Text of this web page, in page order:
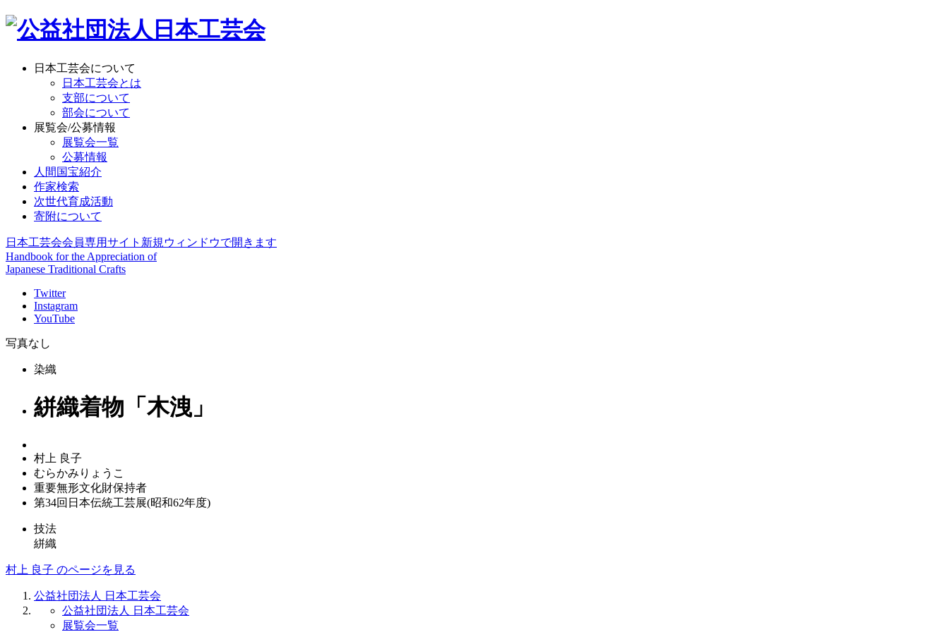
日本工芸会について
日本工芸会とは
支部について
部会について
展覧会/公募情報
展覧会一覧
公募情報
人間国宝紹介
作家検索
次世代育成活動
寄附について
日本工芸会会員専用サイト 新規ウィンドウで開きます
Handbook for the Appreciation of
Japanese Traditional Crafts
Twitter
Instagram
YouTube
写真なし
染織
絣織着物「木洩」
村上 良子
むらかみりょうこ
重要無形文化財保持者
第34回日本伝統工芸展(昭和62年度)
技法
絣織
村上 良子 のページを見る
公益社団法人 日本工芸会
公益社団法人 日本工芸会
展覧会一覧